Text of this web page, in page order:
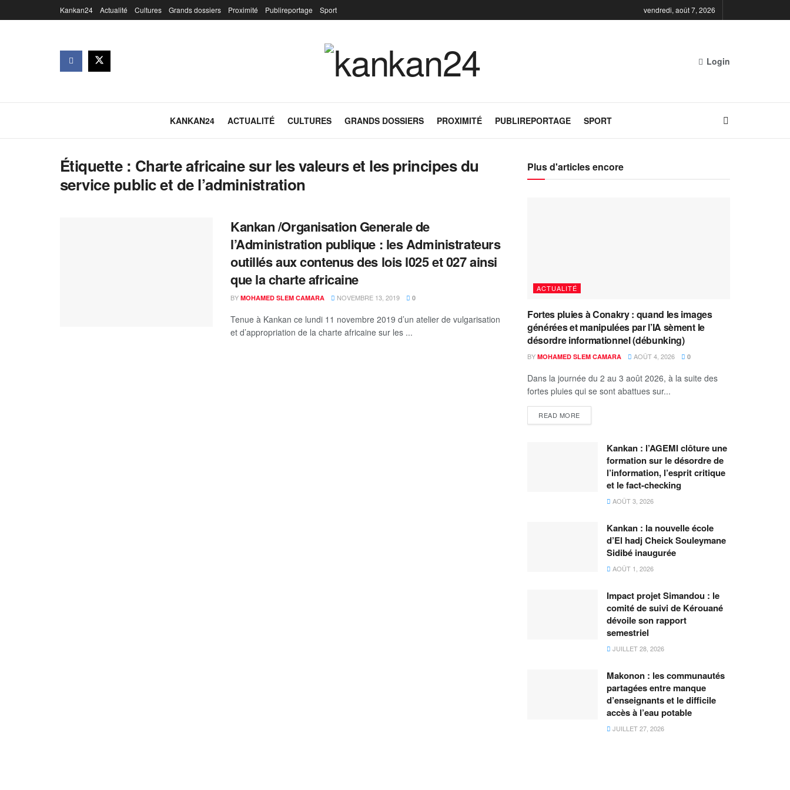
Kankan24 Actualité Cultures Grands dossiers Proximité Publireportage Sport vendredi, août 7, 2026
Login
KANKAN24 ACTUALITÉ CULTURES GRANDS DOSSIERS PROXIMITÉ PUBLIREPORTAGE SPORT
Étiquette : Charte africaine sur les valeurs et les principes du
service public et de l’administration
Kankan /Organisation Generale de
l’Administration publique : les Administrateurs
outillés aux contenus des lois l025 et 027 ainsi
que la charte africaine
BY MOHAMED SLEM CAMARA NOVEMBRE 13, 2019 0
Tenue à Kankan ce lundi 11 novembre 2019 d’un atelier de vulgarisation
et d’appropriation de la charte africaine sur les ...
Plus d'articles encore
ACTUALITÉ
Fortes pluies à Conakry : quand les images
générées et manipulées par l’IA sèment le
désordre informationnel (débunking)
BY MOHAMED SLEM CAMARA AOÛT 4, 2026 0
Dans la journée du 2 au 3 août 2026, à la suite des
fortes pluies qui se sont abattues sur...
READ MORE
Kankan : l’AGEMI clôture une
formation sur le désordre de
l’information, l’esprit critique
et le fact-checking
AOÛT 3, 2026
Kankan : la nouvelle école
d’El hadj Cheick Souleymane
Sidibé inaugurée
AOÛT 1, 2026
Impact projet Simandou : le
comité de suivi de Kérouané
dévoile son rapport
semestriel
JUILLET 28, 2026
Makonon : les communautés
partagées entre manque
d’enseignants et le difficile
accès à l’eau potable
JUILLET 27, 2026